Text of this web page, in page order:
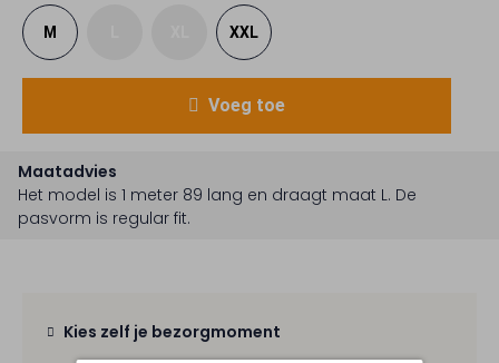
M XXL
Voeg toe
Maatadvies
Het model is 1 meter 89 lang en draagt maat L. De
pasvorm is regular fit.
Kies zelf je bezorgmoment